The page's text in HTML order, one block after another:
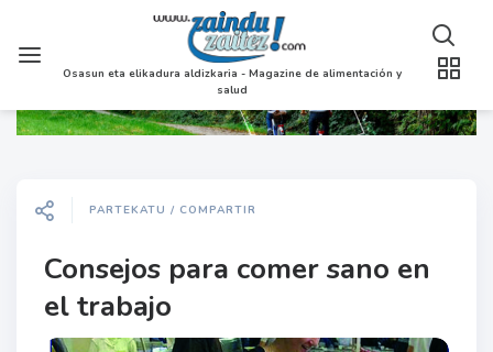
Osasun eta elikadura aldizkaria - Magazine de alimentación y
salud
PARTEKATU / COMPARTIR
Consejos para comer sano en
el trabajo